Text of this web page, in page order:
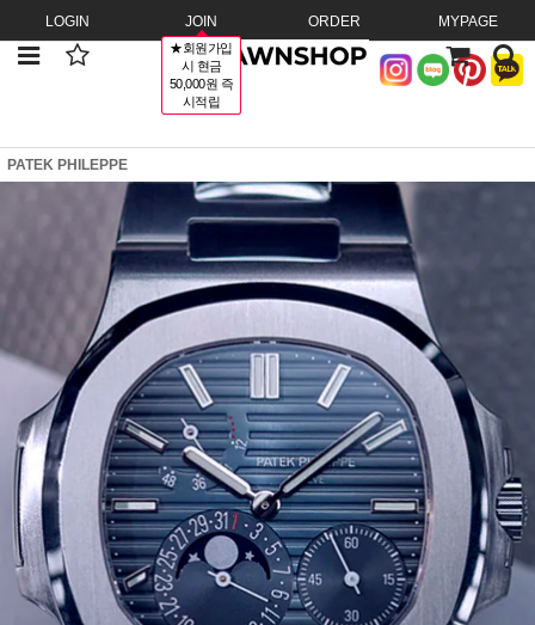
LOGIN JOIN
★회원가입
시 현금
50,000원 즉
시적립
ORDER MYPAGE
PATEK PHILEPPE